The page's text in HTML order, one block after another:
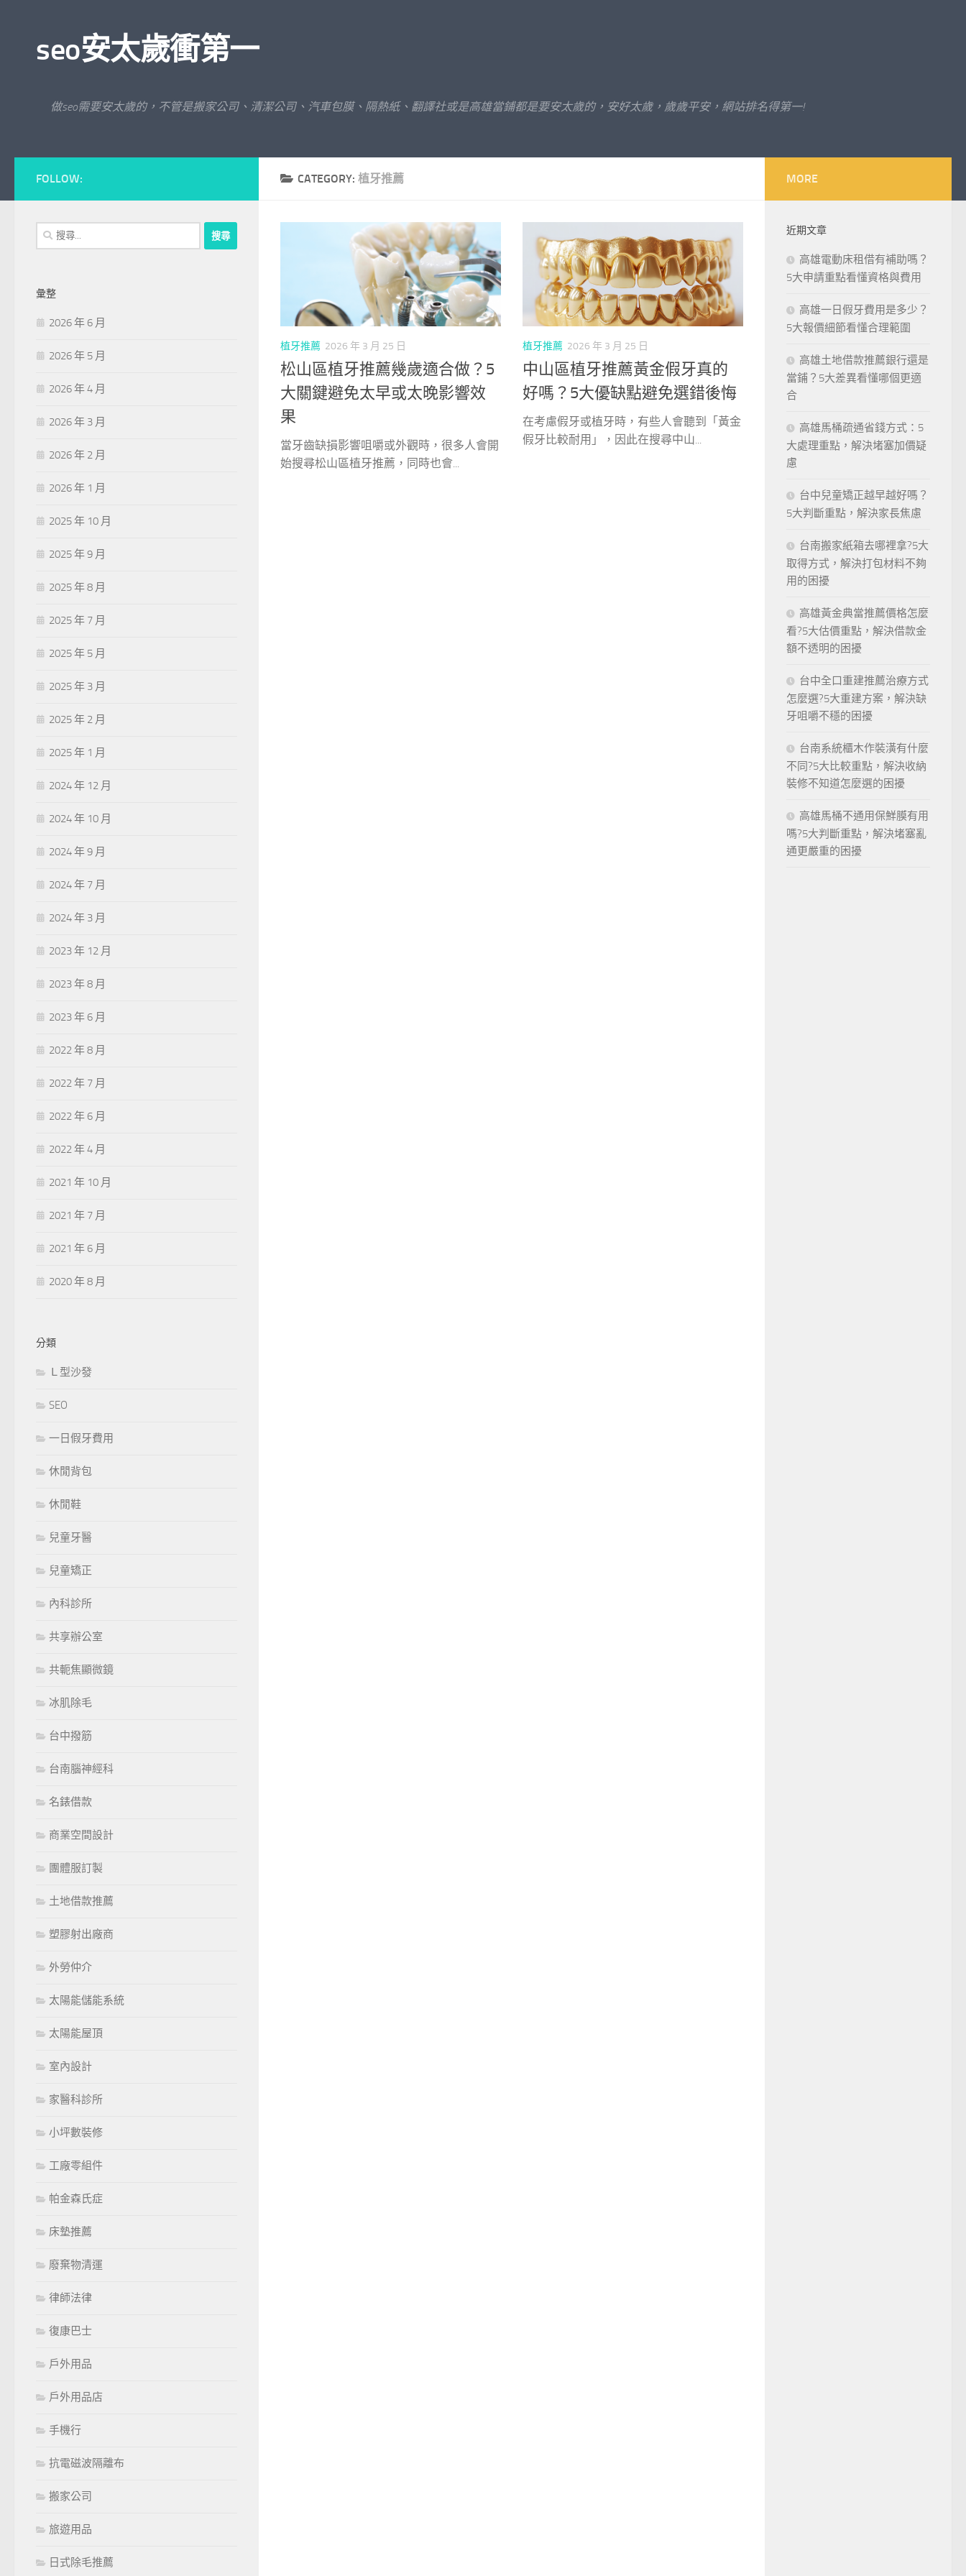
seo安太歲衝第一
做seo需要安太歲的，不管是搬家公司、清潔公司、汽車包膜、隔熱紙、翻譯社或是高雄當鋪都是要安太歲的，安好太歲，歲歲平安，網站排名得第一!
CATEGORY: 植牙推薦
植牙推薦 2026 年 3 月 25 日
松山區植牙推薦幾歲適合做？5
大關鍵避免太早或太晚影響效
果
當牙齒缺損影響咀嚼或外觀時，很多人會開
始搜尋松山區植牙推薦，同時也會...
植牙推薦 2026 年 3 月 25 日
中山區植牙推薦黃金假牙真的
好嗎？5大優缺點避免選錯後悔
在考慮假牙或植牙時，有些人會聽到「黃金
假牙比較耐用」，因此在搜尋中山...
FOLLOW:
搜
尋
字:
彙整
2026 年 6 月
2026 年 5 月
2026 年 4 月
2026 年 3 月
2026 年 2 月
2026 年 1 月
2025 年 10 月
2025 年 9 月
2025 年 8 月
2025 年 7 月
2025 年 5 月
2025 年 3 月
2025 年 2 月
2025 年 1 月
2024 年 12 月
2024 年 10 月
2024 年 9 月
2024 年 7 月
2024 年 3 月
2023 年 12 月
2023 年 8 月
2023 年 6 月
2022 年 8 月
2022 年 7 月
2022 年 6 月
2022 年 4 月
2021 年 10 月
2021 年 7 月
2021 年 6 月
2020 年 8 月
分類
Ｌ型沙發
SEO
一日假牙費用
休閒背包
休閒鞋
兒童牙醫
兒童矯正
內科診所
共享辦公室
共軛焦顯微鏡
冰肌除毛
台中撥筋
台南腦神經科
名錶借款
商業空間設計
團體服訂製
土地借款推薦
塑膠射出廠商
外勞仲介
太陽能儲能系統
太陽能屋頂
室內設計
家醫科診所
小坪數裝修
工廠零組件
帕金森氏症
床墊推薦
廢棄物清運
律師法律
復康巴士
戶外用品
戶外用品店
手機行
抗電磁波隔離布
搬家公司
旅遊用品
日式除毛推薦
MORE
近期文章
高雄電動床租借有補助嗎？
5大申請重點看懂資格與費用
高雄一日假牙費用是多少？
5大報價細節看懂合理範圍
高雄土地借款推薦銀行還是
當鋪？5大差異看懂哪個更適
合
高雄馬桶疏通省錢方式：5
大處理重點，解決堵塞加價疑
慮
台中兒童矯正越早越好嗎？
5大判斷重點，解決家長焦慮
台南搬家紙箱去哪裡拿?5大
取得方式，解決打包材料不夠
用的困擾
高雄黃金典當推薦價格怎麼
看?5大估價重點，解決借款金
額不透明的困擾
台中全口重建推薦治療方式
怎麼選?5大重建方案，解決缺
牙咀嚼不穩的困擾
台南系統櫃木作裝潢有什麼
不同?5大比較重點，解決收納
裝修不知道怎麼選的困擾
高雄馬桶不通用保鮮膜有用
嗎?5大判斷重點，解決堵塞亂
通更嚴重的困擾